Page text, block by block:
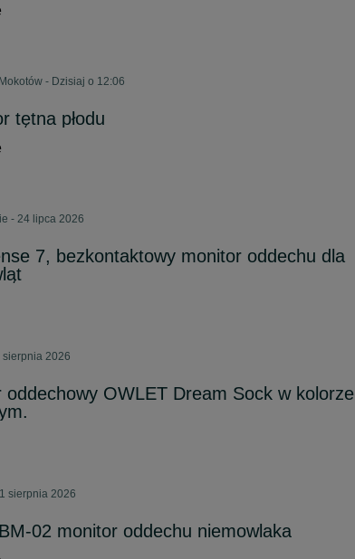
- Dzisiaj o 12:06
tętna płodu
- 24 lipca 2026
7, bezkontaktowy monitor oddechu dla
sierpnia 2026
oddechowy OWLET Dream Sock w kolorze
sierpnia 2026
02 monitor oddechu niemowlaka